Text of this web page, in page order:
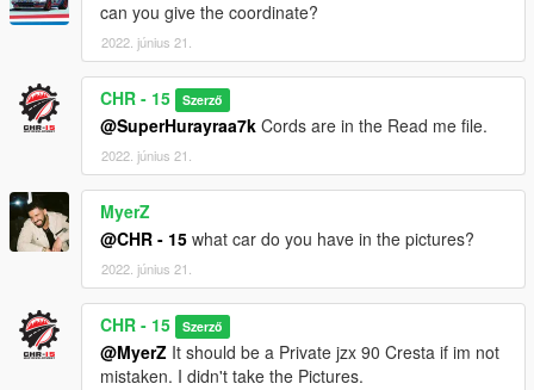
can you give the coordinate?
2022. június 21.
CHR - 15 Szerző
@SuperHurayraa7k Cords are in the Read me file.
2022. június 21.
MyerZ
@CHR - 15 what car do you have in the pictures?
2022. június 21.
CHR - 15 Szerző
@MyerZ It should be a Private jzx 90 Cresta if im not
mistaken. I didn't take the Pictures.